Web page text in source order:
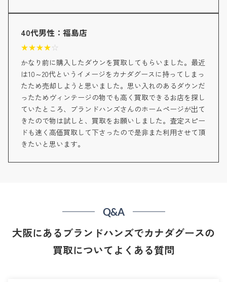
40代男性：福島店
★★★★☆
かなり前に購入したダウンを買取してもらいました。最近
は10～20代というイメージをカナダグースに持ってしまっ
たため売却しようと思いました。思い入れのあるダウンだ
ったためヴィンテージの物でも高く買取できるお店を探し
ていたところ、ブランドハンズさんのホームページが出て
きたので物は試しと、買取をお願いしました。査定スピー
ドも速く高価買取して下さったので是非また利用させて頂
きたいと思います。
Q&A
大阪にあるブランドハンズでカナダグースの
買取についてよくある質問